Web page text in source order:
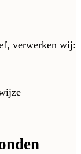
verwerken wij: